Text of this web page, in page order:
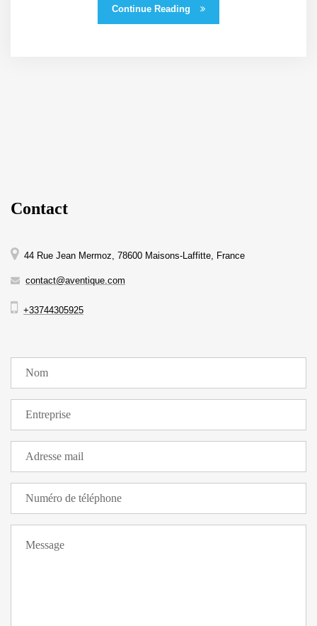
Continue Reading
Contact
44 Rue Jean Mermoz, 78600 Maisons-Laffitte, France
contact@aventique.com
+33744305925